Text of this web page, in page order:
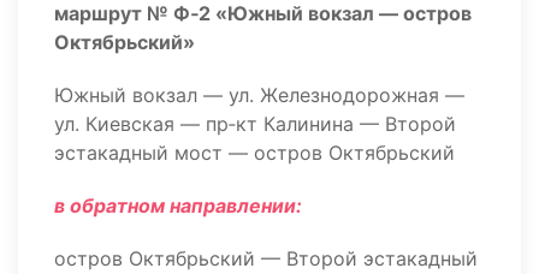
маршрут № Ф‑2 «Южный вокзал — остров
Октябрьский»
Южный вокзал — ул. Железнодорожная —
ул. Киевская — пр‑кт Калинина — Второй
эстакадный мост — остров Октябрьский
в обратном направлении:
остров Октябрьский — Второй эстакадный